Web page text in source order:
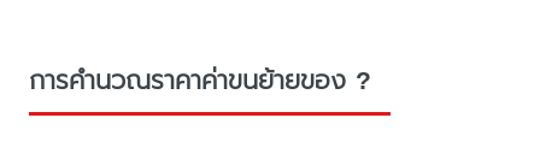
การคำนวณราคาค่าขนย้ายของ ?